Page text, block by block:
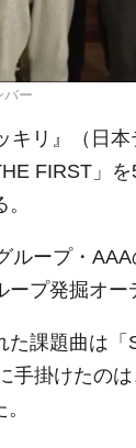
バー
キリ』（日
FIRST」
ループ・
プ発掘オー
た課題曲は
手掛けたの